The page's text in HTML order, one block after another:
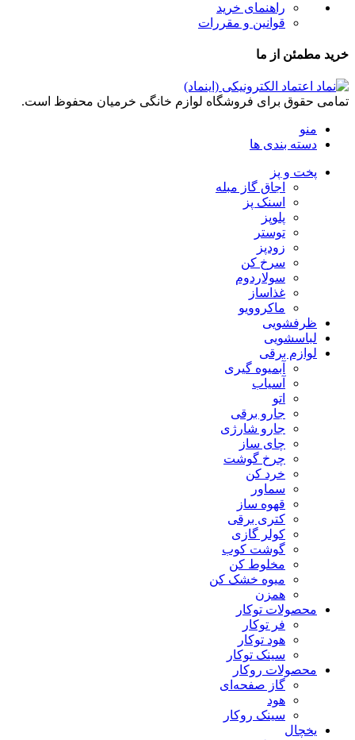
راهنمای خرید
قوانین و مقررات
خرید مطمئن از ما
تمامی حقوق برای فروشگاه لوازم خانگی خرمیان محفوظ است.
منو
دسته بندی ها
پخت و پز
اجاق گاز مبله
اسنک پز
پلوپز
توستر
زودپز
سرخ کن
سولاردوم
غذاساز
ماکروویو
ظرفشویی
لباسشویی
لوازم برقی
آبمیوه گیری
آسیاب
اتو
جارو برقی
جارو شارژی
چای ساز
چرخ گوشت
خرد کن
سماور
قهوه ساز
کتری برقی
کولر گازی
گوشت کوب
مخلوط کن
میوه خشک کن
همزن
محصولات توکار
فر توکار
هود توکار
سینک توکار
محصولات روکار
گاز صفحه‌ای
هود
سینک روکار
یخچال